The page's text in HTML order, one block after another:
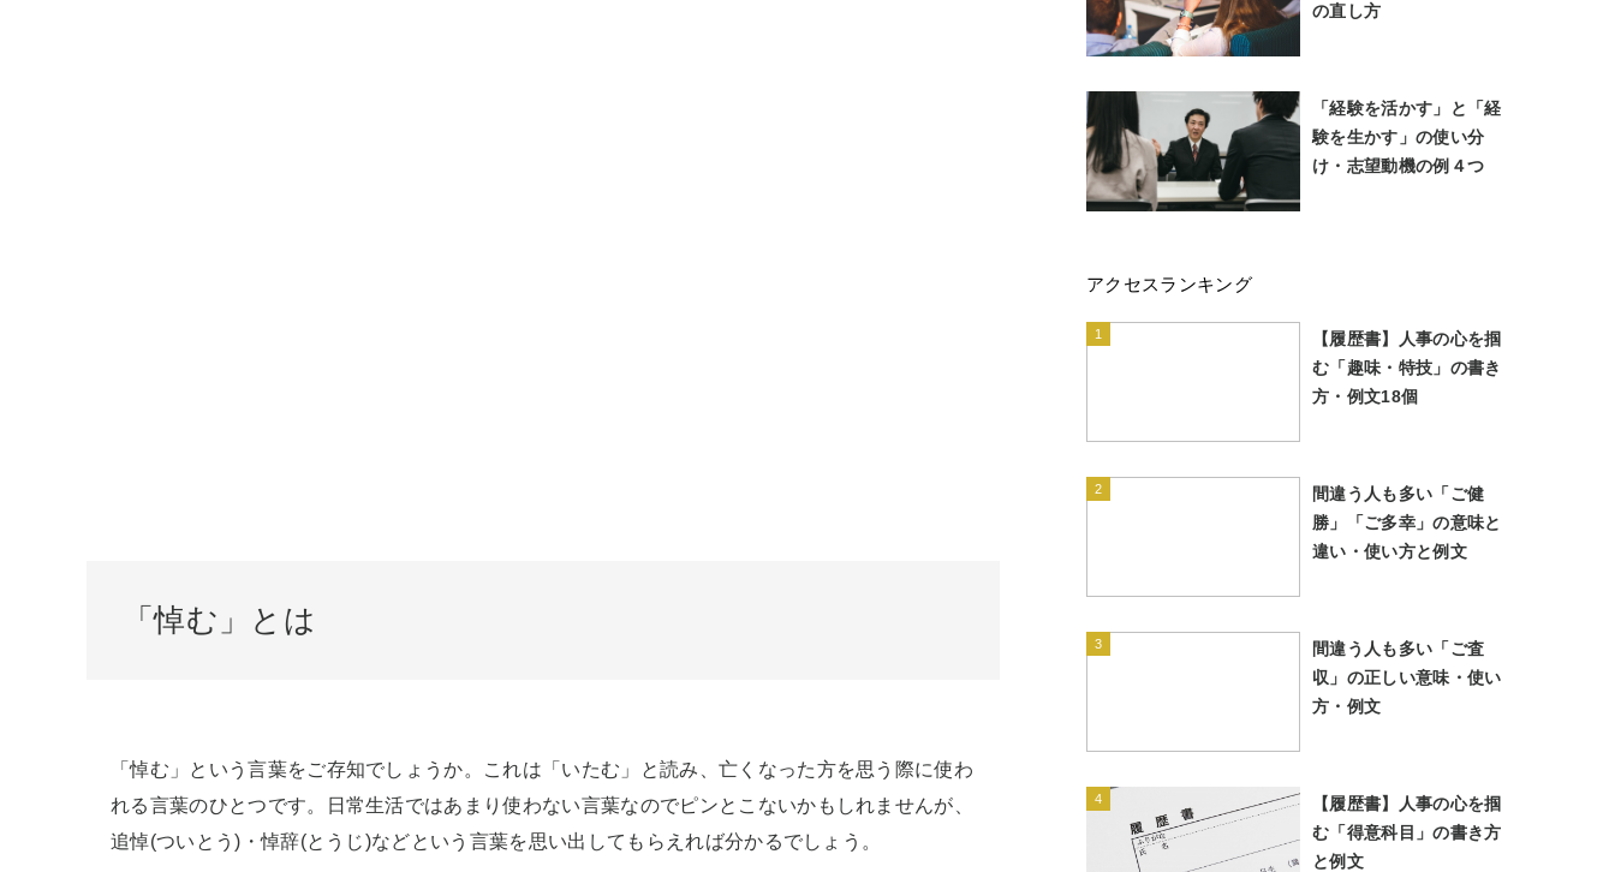
「悼む」とは
「悼む」という言葉をご存知でしょうか。これは「いたむ」と読み、亡くなった方を思う際に使わ
れる言葉のひとつです。日常生活ではあまり使わない言葉なのでピンとこないかもしれませんが、
追悼(ついとう)・悼辞(とうじ)などという言葉を思い出してもらえれば分かるでしょう。
の直し方
「経験を活かす」と「経
験を生かす」の使い分
け・志望動機の例４つ
アクセスランキング
1
【履歴書】人事の心を掴
む「趣味・特技」の書き
方・例文18個
2
間違う人も多い「ご健
勝」「ご多幸」の意味と
違い・使い方と例文
3
間違う人も多い「ご査
収」の正しい意味・使い
方・例文
4
【履歴書】人事の心を掴
む「得意科目」の書き方
と例文